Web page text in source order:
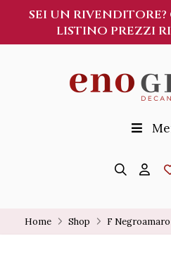
SEI UN RIVENDITORE?
LISTINO PREZZI
Home Shop F